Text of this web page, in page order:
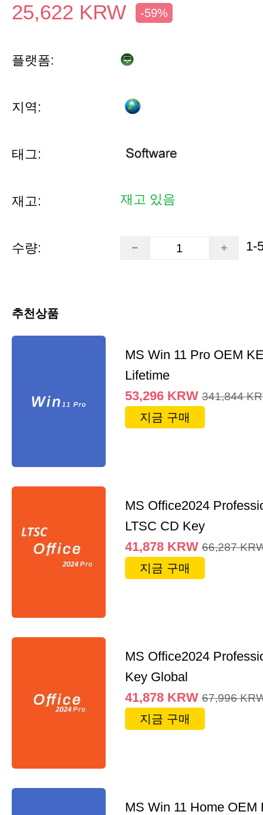
25,622 KRW -59%
플랫폼:
지역:
태그:
재고: 재고 있음
수량: 1-
추천상품
MS Win 11 Pro OEM
Lifetime
53,296 KRW 341,844
지금 구매
MS Office2024
LTSC CD Key
41,878 KRW 66,287
지금 구매
MS Office2024
Key Global
41,878 KRW 67,996
지금 구매
MS Win 11 Home OEM